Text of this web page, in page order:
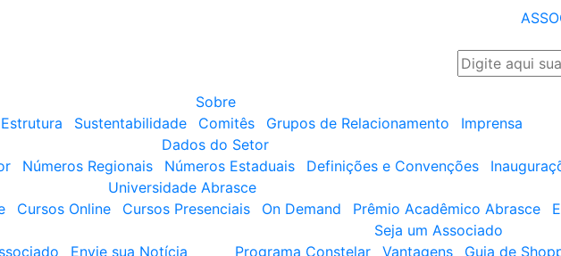
Sobre
Estrutura Sustentabilidade Comitês Grupos de Relacionamento
Imprensa
Dados do Setor
Números Regionais Números Estaduais Definições e Convenções
Universidade Abrasce
Cursos Online Cursos Presenciais On Demand Prêmio Acadêmico Abrasce
Envie sua Notícia
Seja um Associado
Programa Constelar
Vantagens Guia de